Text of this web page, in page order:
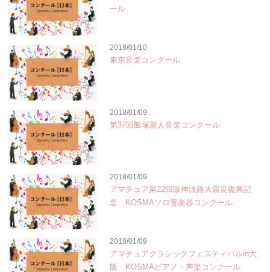
ール
2018/01/10
東京音楽コンクール
2018/01/09
第37回飯塚新人音楽コンクール
2018/01/09
アマチュア第22回阪神淡路大震災復興記
念 KOSMAソロ管楽器コンクール
2018/01/09
アマチュアクラシックフェスティバルin大
阪 KOSMAピアノ・声楽コンクール